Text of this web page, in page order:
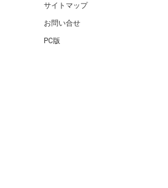
サイトマップ
お問い合せ
PC版